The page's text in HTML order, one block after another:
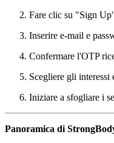
Fare clic su "Sign
Inserire e-mail e
Confermare l'OTP
Scegliere gli interessi
Iniziare a sfogliare i
Panoramica di